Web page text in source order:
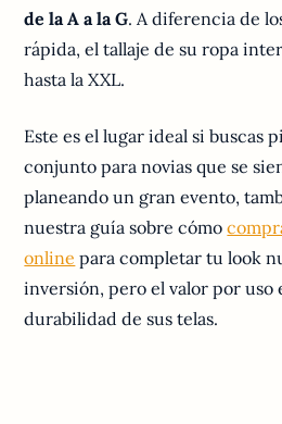
de la A a la G. A diferencia de
rápida, el tallaje de su ropa
hasta la XXL.
Este es el lugar ideal si buscas
conjunto para novias que se
planeando un gran evento,
nuestra guía sobre cómo
online para completar tu look
inversión, pero el valor por uso
durabilidad de sus telas.